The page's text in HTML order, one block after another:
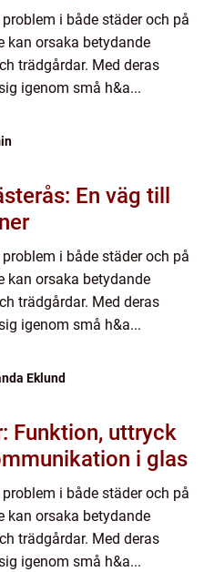
i både städer och på
kan orsaka betydande
trädgårdar. Med deras
igenom små h&a...
En väg till
i både städer och på
kan orsaka betydande
trädgårdar. Med deras
igenom små h&a...
Eklund
Funktion, uttryck
i glas
i både städer och på
kan orsaka betydande
trädgårdar. Med deras
igenom små h&a...